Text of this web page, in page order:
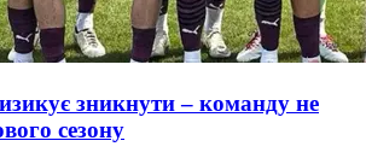
зникнути – команду не
сезону